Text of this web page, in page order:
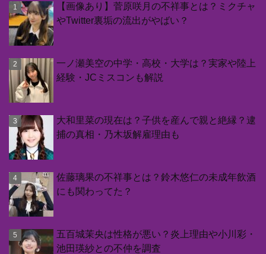
【画像あり】菅原咲月の不祥事とは？ミクチャ
やTwitter裏垢の流出がやばい？
一ノ瀬美空の中学・高校・大学は？実家や陸上
経験・JCミスコンも解説
大和里菜の現在は？子供を産んで親と絶縁？逮
捕の真相・乃木坂解雇理由も
佐藤璃果の不祥事とは？鈴木悠仁の未成年飲酒
にも関わってた？
五百城茉央は性格が悪い？炎上理由や小川彩・
池田瑛紗との不仲を調査